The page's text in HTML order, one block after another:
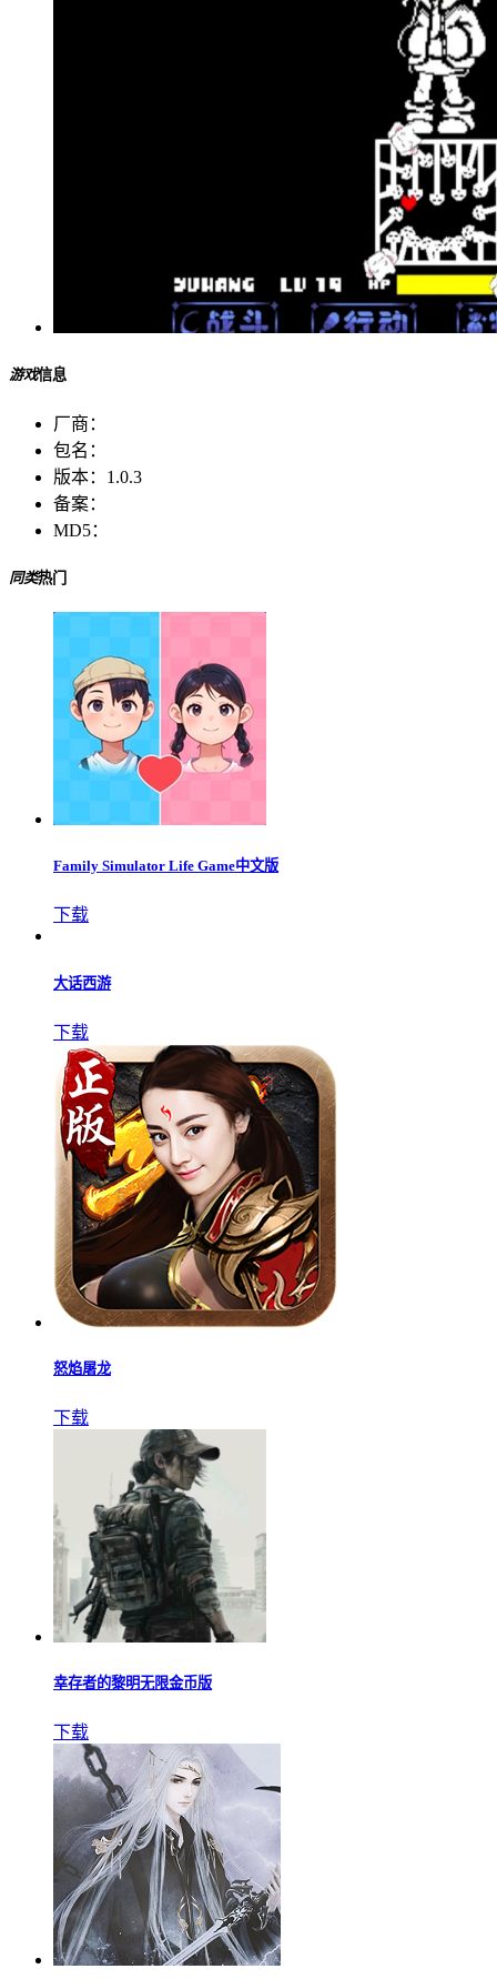
游戏信息
厂商：
包名：
版本： 1.0.3
备案：
MD5：
同类热门
Family Simulator Life Game中文版
下载
大话西游
下载
怒焰屠龙
下载